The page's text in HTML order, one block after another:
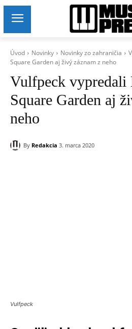
Úvod Novinky Novinky zo zahraničia
Square Garden aj živý záznam z neho
Vulfpeck vypredali
Square Garden aj
neho
By Redakcia 3. marca 2020
Vulfpeck